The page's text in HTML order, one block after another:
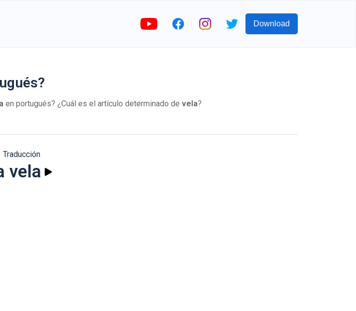
Download
en portugués? ¿Cuál es el artículo determinado de vela?
Traducción
vela